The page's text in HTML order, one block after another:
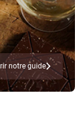
notre guide